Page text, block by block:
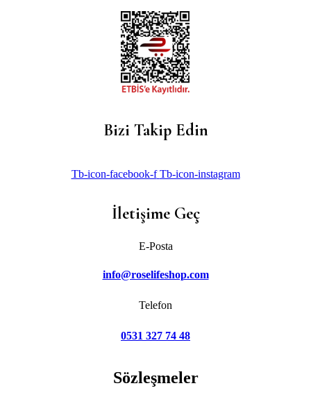
Bizi Takip Edin
Tb-icon-facebook-f Tb-icon-instagram
İletişime Geç
E-Posta
info@roselifeshop.com
Telefon
0531 327 74 48
Sözleşmeler